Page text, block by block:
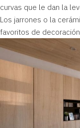
curvas que le dan la
Los jarrones o la
favoritos de